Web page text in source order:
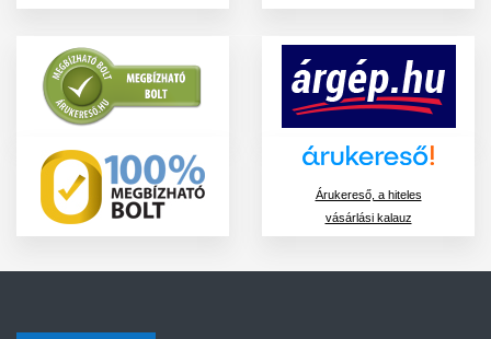
Árukereső, a hiteles
vásárlási kalauz